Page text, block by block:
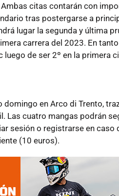
citas contarán con
tras postergarse a
lugar la segunda y última
carrera del 2023. En
de ser 2º en la primera
en Arco di Trento,
Las cuatro mangas podrán
sesión o registrarse en caso
(10 euros).